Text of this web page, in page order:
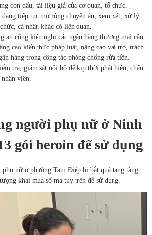
con dấu, tài liệu giả của cơ quan, tổ chức.
đang tiếp tục mở rộng chuyên án, xem xét, xử lý
cá nhân khác có liên quan.
an cũng kiến nghị các ngân hàng thương mại cần
cao kiến thức pháp luật, nâng cao vai trò, trách
hàng trong công tác phòng chống rửa tiền.
tra, giám sát nội bộ để kịp thời phát hiện, chấn
nhân viên.
người phụ nữ ở Ninh
gói heroin để sử dụng
nữ ở phường Tam Điệp bị bắt quả tang tàng
khai mua số ma túy trên để sử dụng.